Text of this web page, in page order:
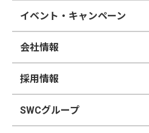
イベント・キャンペーン
会社情報
採用情報
SWCグループ